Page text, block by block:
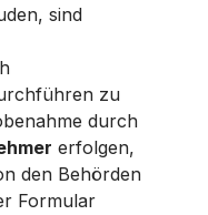
sind
zu
durch
erfolgen,
den Behörden
Formular